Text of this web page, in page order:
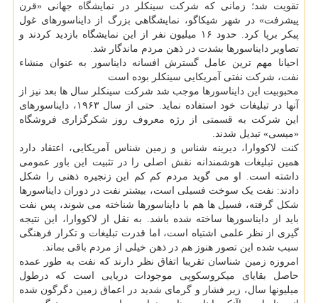
تقویت شد؛ زمانی که شرکت سینکلر در نمایشگاه جهانی «قرن
پیشرفت» در شهر شیکاگو، نمایشگاهی بزرگ از دایناسورهای غول
پیکر برپا کرد. حدود ۱۶ میلیون نفر از این نمایشگاه بازدید کردند و
تصاویر دایناسورها بشدت در ذهن مردم ماندگار شد.
احیانا مهم ترین عامل گسترش افسانه دایناسور به عنوان منشاء
نفت، شرکت نفتی آمریکایی سینکلر بوده است
محبوبیت این دایناسورها موجب شد شرکت سینکلر سال ها بعد نیز از
آنها در تبلیغات خود استفاده نماید. حتی از سال ۱۹۶۳، دایناسورهای
این شرکت به قسمتی از رژه معروف روز شکرگزاری فروشگاه
«میسی» تبدیل شدند.
کنت لاکووارا، دیرینه شناس و زمین شناس آمریکایی، اعتقاد دارد
همین تبلیغات هوشمندانه نقش اصلی را در تثبیت این باور عمومی
داشته است. او می گوید مردم کم کم این زنجیره ذهنی را شکل
دادند: نفت یک سوخت فسیلی است، بیشتر نفت در دوران دایناسورها
شکل گرفته، فسیل ها هم با دایناسورها شناخته می شوند، پس نفت
باید از دایناسورها ساخته شده باشد. به نقل از لاکووارا، این نتیجه
گیری از نظر علمی اشتباه است، اما قدرت تبلیغات و تکرار فرهنگی
سبب شده این تصور هنوز هم در ذهن خیلی از مردم باقی بماند.
امروزه زمین شناسان تقریبا اتفاق نظر دارند که نفت به طور عمده
حاصل بقایای میکروسکوپی موجودات دریایی است که درطول
میلیونها سال، زیر فشار و گرمای شدید در اعماق زمین دگرگون شده